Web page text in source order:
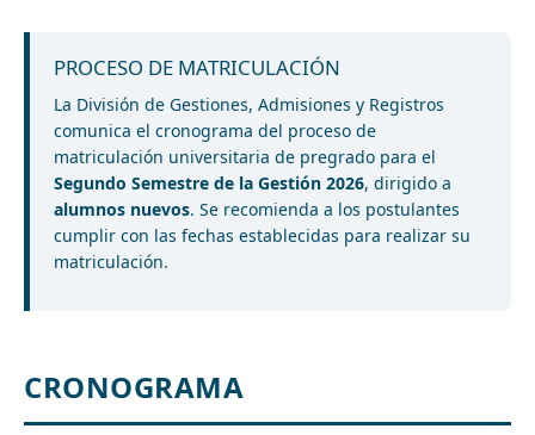
PROCESO DE MATRICULACIÓN
La División de Gestiones, Admisiones y Registros
comunica el cronograma del proceso de
matriculación universitaria de pregrado para el
Segundo Semestre de la Gestión 2026, dirigido a
alumnos nuevos. Se recomienda a los postulantes
cumplir con las fechas establecidas para realizar su
matriculación.
CRONOGRAMA